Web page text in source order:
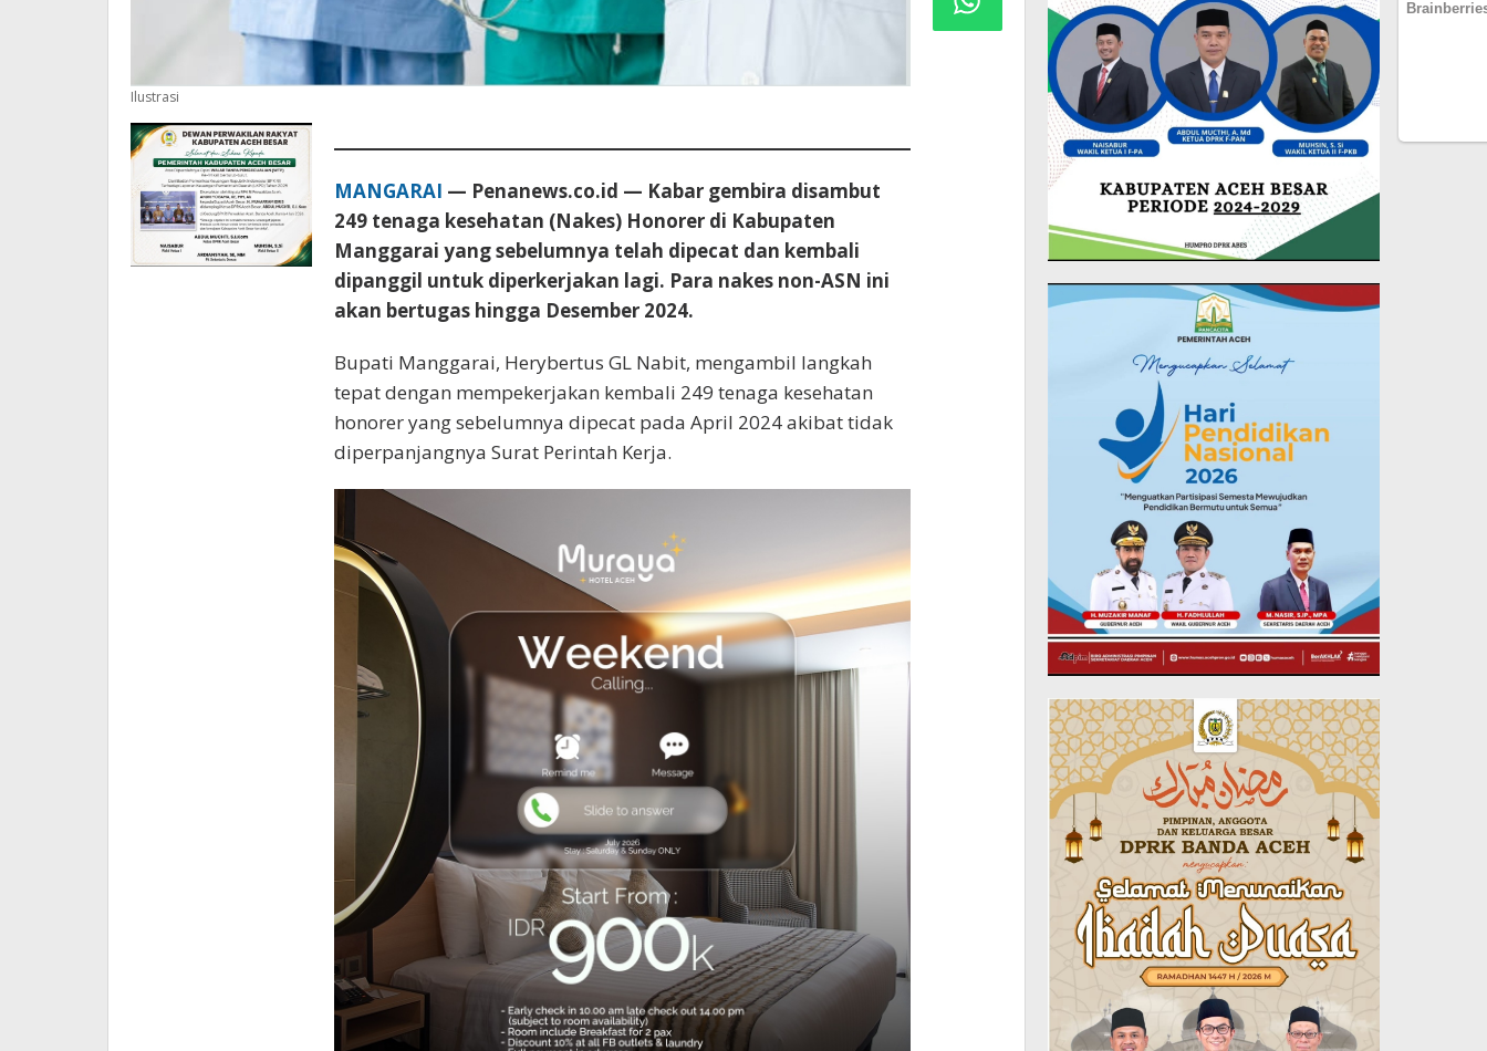
Ilustrasi
MANGARAI — Penanews.co.id — Kabar gembira disambut
249 tenaga kesehatan (Nakes) Honorer di Kabupaten
Manggarai yang sebelumnya telah dipecat dan kembali
dipanggil untuk diperkerjakan lagi. Para nakes non-ASN ini
akan bertugas hingga Desember 2024.
Bupati Manggarai, Herybertus GL Nabit, mengambil langkah
tepat dengan mempekerjakan kembali 249 tenaga kesehatan
honorer yang sebelumnya dipecat pada April 2024 akibat tidak
diperpanjangnya Surat Perintah Kerja.